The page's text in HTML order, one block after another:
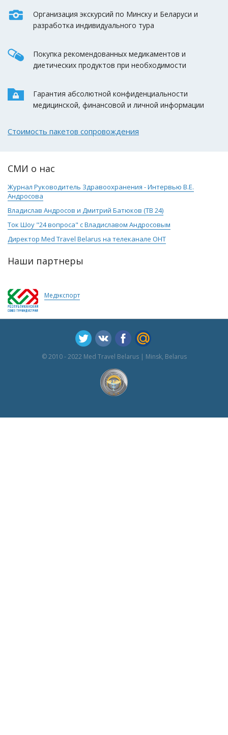
Организация экскурсий по Минску и Беларуси и
разработка индивидуального тура
Покупка рекомендованных медикаментов и
диетических продуктов при необходимости
Гарантия абсолютной конфиденциальности
медицинской, финансовой и личной информации
Стоимость пакетов сопровождения
СМИ о нас
Журнал Руководитель Здравоохранения - Интервью В.Е.
Андросова
Владислав Андросов и Дмитрий Батюков (ТВ 24)
Ток Шоу "24 вопроса" с Владиславом Андросовым
Директор Med Travel Belarus на телеканале ОНТ
Наши партнеры
Медэкспорт
© 2010 - 2022 Med Travel Belarus | Minsk, Belarus